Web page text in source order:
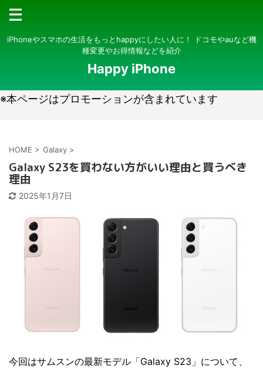
iPhoneやスマホの生活をもっとhappyにしたい人に！ ドコモやauなど機
種変更やお得情報などを紹介
Happy iPhone
※本ページはプロモーションが含まれています
HOME > Galaxy >
Galaxy S23を買わない方がいい理由と買うべき
理由
2025年1月7日
今回はサムスンの最新モデル「Galaxy S23」について、